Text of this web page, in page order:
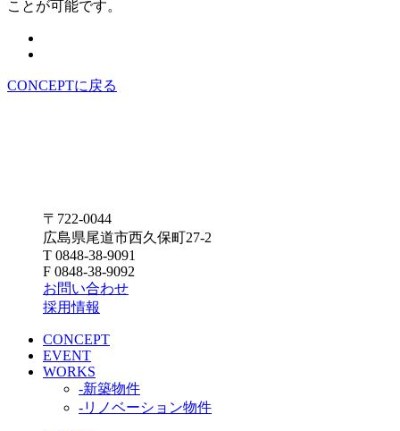
ことが可能です。
CONCEPTに戻る
〒722-0044
広島県尾道市西久保町27-2
T 0848-38-9091
F 0848-38-9092
お問い合わせ
採用情報
CONCEPT
EVENT
WORKS
-新築物件
-リノベーション物件